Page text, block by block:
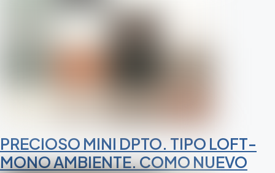
PRECIOSO MINI DPTO. TIPO LOFT-
MONO AMBIENTE. COMO NUEVO